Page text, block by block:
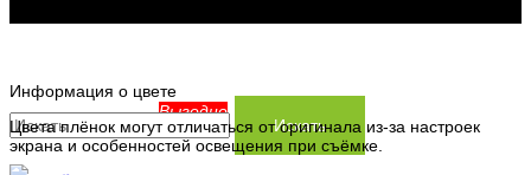
Серия Хит
РаспродажаВыгодно
Искать
Информация о цвете
Цвета плёнок могут отличаться от оригинала из-за настроек
экрана и особенностей освещения при съёмке.